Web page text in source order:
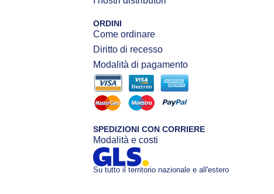
ORDINI
Come ordinare
Diritto di recesso
Modalità di pagamento
SPEDIZIONI CON CORRIERE
Modalità e costi
Su tutto il territorio nazionale e all'estero